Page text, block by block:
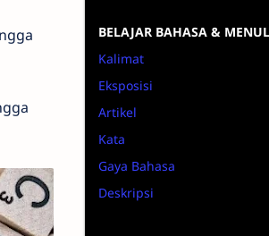
BELAJAR BAHASA &
Kalimat
Eksposisi
Artikel
Kata
Gaya Bahasa
Deskripsi